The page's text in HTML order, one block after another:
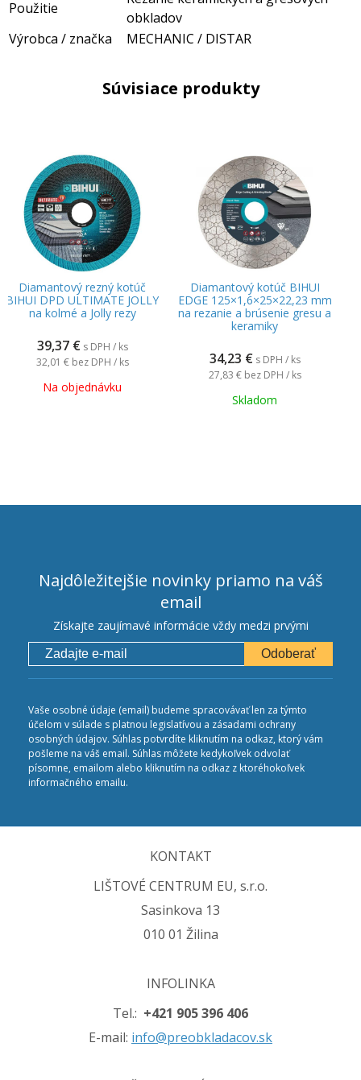
Použitie
obkladov
Výrobca / značka
MECHANIC / DISTAR
Súvisiace produkty
Diamantový rezný kotúč
BIHUI DPD ULTIMATE JOLLY
na kolmé a Jolly rezy
39,37 € s DPH / ks
32,01 € bez DPH / ks
Na objednávku
Diamantový kotúč BIHUI
EDGE 125×1,6×25×22,23 mm
na rezanie a brúsenie gresu a
keramiky
34,23 € s DPH / ks
27,83 € bez DPH / ks
Skladom
Najdôležitejšie novinky priamo na váš
email
Získajte zaujímavé informácie vždy medzi prvými
Odoberať
Vaše osobné údaje (email) budeme spracovávať len za týmto
účelom v súlade s platnou legislatívou a zásadami ochrany
osobných údajov. Súhlas potvrdíte kliknutím na odkaz, ktorý vám
pošleme na váš email. Súhlas môžete kedykoľvek odvolať
písomne, emailom alebo kliknutím na odkaz z ktoréhokoľvek
informačného emailu.
KONTAKT
LIŠTOVÉ CENTRUM EU, s.r.o.
Sasinkova 13
010 01 Žilina
INFOLINKA
Tel.: +421 905 396 406
E-mail: info@preobkladacov.sk